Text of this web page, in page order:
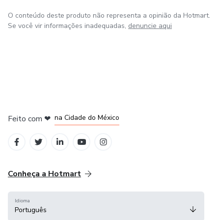
O conteúdo deste produto não representa a opinião da Hotmart.
Se você vir informações inadequadas, denuncie aqui
Feito com ❤ na Cidade do México
Conheça a Hotmart
Idioma
Português